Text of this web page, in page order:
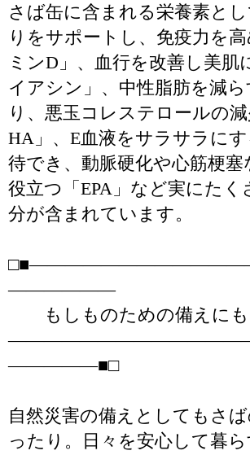
さば缶に含まれる栄養素とし
りをサポートし、免疫力を
ミンD」、血行を改善し美肌
イアシン」、中性脂肪を減
り、悪玉コレステロールの
HA」、E血液をサラサラに
待でき、動脈硬化や心筋梗塞
役立つ「EPA」など実にたく
分が含まれています。
――――――
もしものための備えにも
―――――■□
自然災害の備えとしてもさ
ったり。日々を安心して暮